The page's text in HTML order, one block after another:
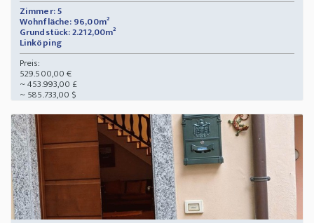
Zimmer: 5
Wohnfläche: 96,00m²
Grundstück: 2.212,00m²
Linköping
Preis:
529.500,00 €
~ 453.993,00 £
~ 585.733,00 $